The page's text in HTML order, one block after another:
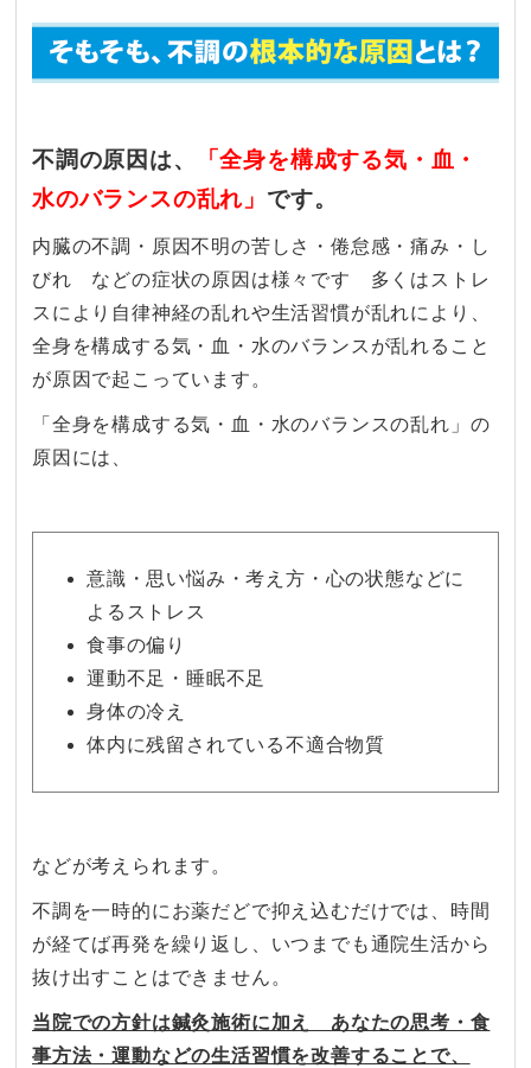
不調の原因は、
「全身を構成する気・血・
水のバランスの乱れ」 です。
内臓の不調・原因不明の苦しさ・倦怠感・痛み・し
びれ などの症状の原因は様々です 多くはストレ
スにより自律神経の乱れや生活習慣が乱れにより、
全身を構成する気・血・水のバランスが乱れること
が原因で起こっています。
「全身を構成する気・血・水のバランスの乱れ」の
原因には、
意識・思い悩み・考え方・心の状態などに
よるストレス
食事の偏り
運動不足・睡眠不足
身体の冷え
体内に残留されている不適合物質
などが考えられます。
不調を一時的にお薬だどで抑え込むだけでは、時間
が経てば再発を繰り返し、いつまでも通院生活から
抜け出すことはできません。
当院での方針は鍼灸施術に加え あなたの思考・食
事方法・運動などの生活習慣を改善することで、